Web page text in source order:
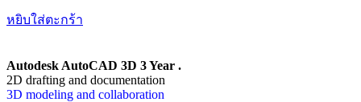
หยิบใส่ตะกร้า
Autodesk AutoCAD 3D 3 Year .
2D drafting and documentation
3D modeling and collaboration